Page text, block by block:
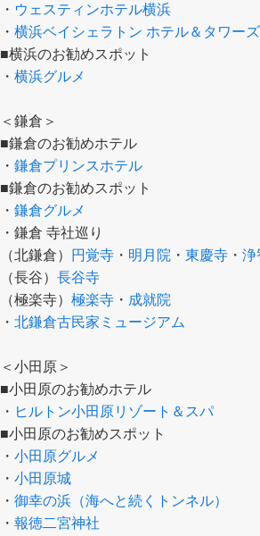
・ ウェスティンホテル横浜
・ 横浜ベイシェラトン ホテル＆タワーズ
■横浜のお勧めスポット
・ 横浜グルメ
＜鎌倉＞
■鎌倉のお勧めホテル
・ 鎌倉プリンスホテル
■鎌倉のお勧めスポット
・ 鎌倉グルメ
・鎌倉 寺社巡り
（北鎌倉）
円覚寺 ・ 明月院 ・ 東慶寺 ・ 浄
（長谷） 長谷寺
（極楽寺） 極楽寺 ・ 成就院
・ 北鎌倉古民家ミュージアム
＜小田原＞
■小田原のお勧めホテル
・ ヒルトン小田原リゾート＆スパ
■小田原のお勧めスポット
・ 小田原グルメ
・ 小田原城
・ 御幸の浜（海へと続くトンネル）
・ 報徳二宮神社